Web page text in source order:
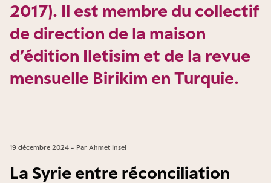
2017). Il est membre du collectif
de direction de la maison
d’édition Iletisim et de la revue
mensuelle Birikim en Turquie.
19 décembre 2024 - Par Ahmet Insel
La Syrie entre réconciliation